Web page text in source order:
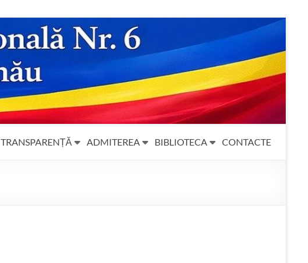
TRANSPARENȚĂ ADMITEREA BIBLIOTECA CONTACTE